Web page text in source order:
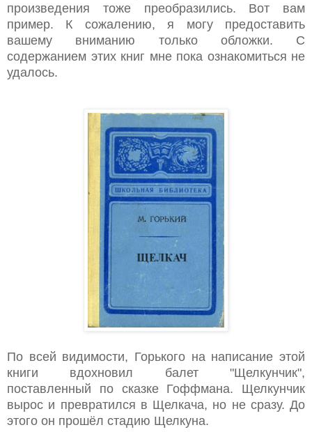
произведения тоже преобразились. Вот вам
пример. К сожалению, я могу предоставить
вашему вниманию только обложки. С
содержанием этих книг мне пока ознакомиться не
удалось.
По всей видимости, Горького на написание этой
книги вдохновил балет "Щелкунчик",
поставленный по сказке Гоффмана. Щелкунчик
вырос и превратился в Щелкача, но не сразу. До
этого он прошёл стадию Щелкуна.